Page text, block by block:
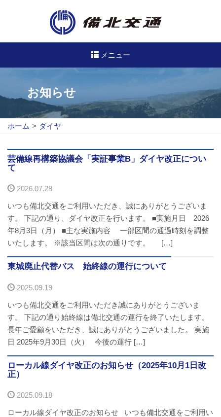
メニュー
高速バス
路線バス
路線図
バスのご利用方法
バスパックについて
貸切バス・旅行業
三次市交通観光センター
企業情報
会社概要
お知らせ
ホーム > ダイヤ
芸備線再構築協議会「実証事業B」ダイヤ改正につい
て
2026.07.28
いつも備北交通をご利用いただき、誠にありがとうございま
す。 下記の通り、ダイヤ改正を行います。 ■実施月日 2026
年8月3日（月） ■主な実施内容 一部区間の通過時刻を調整
いたします。 ※該当区間は次の通りです。 […]
東城廃止代替バス 始終線の運行について
2025.09.19
いつも備北交通をご利用いただき誠にありがとうございま
す。 下記の通り始終線は備北交通の運行を終了いたします。
長年ご愛顧をいただき、誠にありがとうございました。 実施
日 2025年9月30日（火） 今後の運行 […]
ローカル線ダイヤ改正のお知らせ（2025年10月1日改
正）
2025.09.18
ローカル線ダイヤ改正のお知らせ いつも備北交通をご利用い